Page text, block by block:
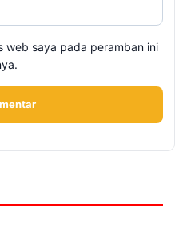
web saya pada peramban ini